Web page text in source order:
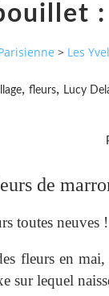
> Les
, fleurs, Lucy
de
toutes neuves
fleurs en
sur lequel